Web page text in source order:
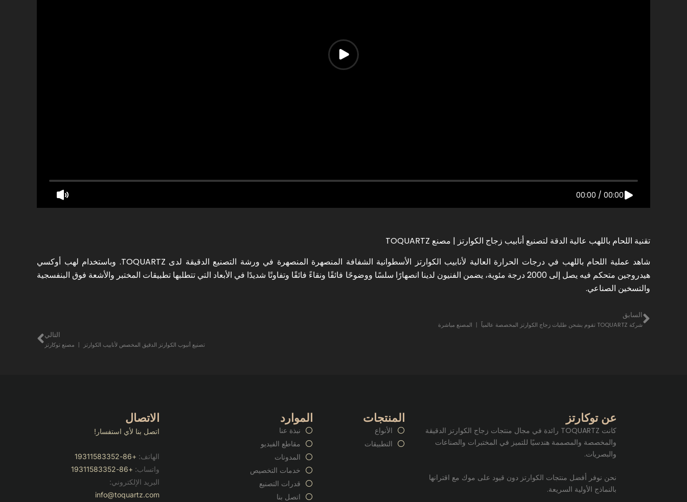
00:00
/
00:00
تقنية اللحام باللهب عالية الدقة لتصنيع أنابيب زجاج الكوارتز | مصنع TOQUARTZ
شاهد عملية اللحام باللهب في درجات الحرارة العالية لأنابيب الكوارتز الأسطوانية الشفافة المنصهرة المنصهرة في ورشة التصنيع الدقيقة لدى TOQUARTZ. وباستخدام لهب أوكسي
هيدروجين متحكم فيه يصل إلى 2000 درجة مئوية، يضمن الفنيون لدينا انصهارًا سلسًا ووضوحًا فائقًا ونقاءً فائقًا وتفاوتًا شديدًا في الأبعاد التي تتطلبها تطبيقات المختبر والأشعة فوق البنفسجية
والتسخين الصناعي.
السابق
السابق
شركة TOQUARTZ تقوم بشحن طلبات زجاج الكوارتز المخصصة عالمياً 丨 المصنع مباشرة
التالي
تصنيع أنبوب الكوارتز الدقيق المخصص لأنابيب الكوارتز 丨 مصنع توكارتز
عن توكارتز
كانت TOQUARTZ رائدة في مجال منتجات زجاج الكوارتز الدقيقة
والمخصصة والمصممة هندسيًا للتميز في المختبرات والصناعات
والبصريات.
نحن نوفر أفضل منتجات الكوارتز دون قيود على موك مع اقترانها
بالنماذج الأولية السريعة.
المنتجات
الأنواع
التطبيقات
الموارد
نبذة عنا
مقاطع الفيديو
المدونات
خدمات التخصيص
قدرات التصنيع
اتصل بنا
الاتصال
اتصل بنا لأي استفسار!
الهاتف: +86-19311583352
واتساب: +86-19311583352
البريد الإلكتروني:
info@toquartz.com